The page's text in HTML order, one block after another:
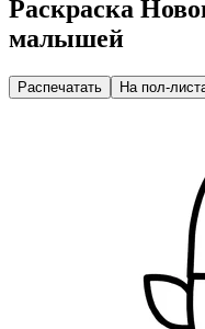
Раскраска
малышей
Распечатать На пол-